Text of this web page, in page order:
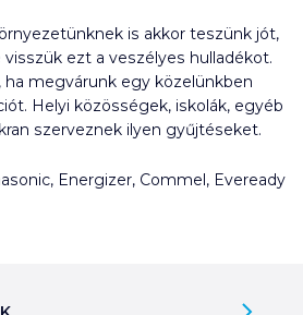
is akkor teszünk jót,
visszük ezt a veszélyes hulladékot.
ha megvárunk egy közelünkben
Helyi közösségek, iskolák, egyéb
szerveznek ilyen gyűjtéseket.
Energizer, Commel, Eveready